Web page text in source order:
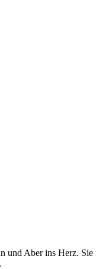
und Aber ins Herz.